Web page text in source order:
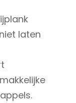
laten